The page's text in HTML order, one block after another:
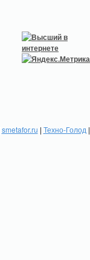
smetafor.ru | Техно-Голод |